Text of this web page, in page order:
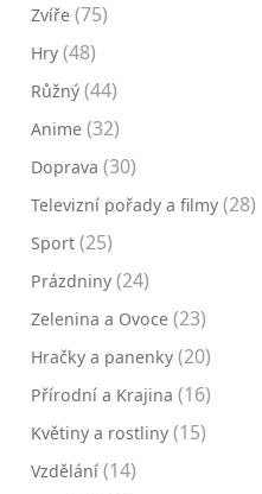
Zvíře (75)
Hry (48)
Růžný (44)
Anime (32)
Doprava (30)
Televizní pořady a filmy (28)
Sport (25)
Prázdniny (24)
Zelenina a Ovoce (23)
Hračky a panenky (20)
Přírodní a Krajina (16)
Květiny a rostliny (15)
Vzdělání (14)